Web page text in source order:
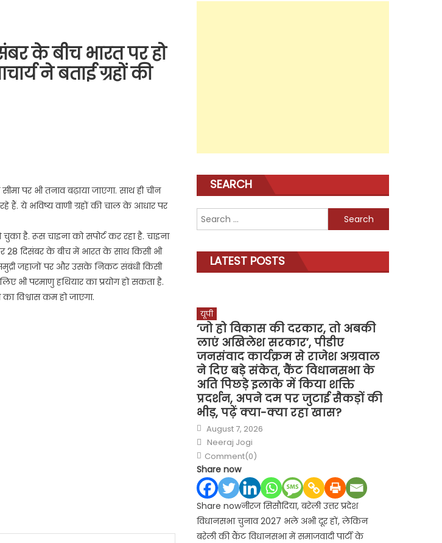
के बीच भारत पर हो
ने बताई ग्रहों की
पर भी तनाव बढ़ाया जाएगा. साथ ही चीन
हैं. ये भविष्य वाणी ग्रहों की चाल के आधार पर
है. रूस चाइना को सपोर्ट कर रहा है. चाइना
28 दिसंबर के बीच में भारत के साथ किसी भी
जहाजों पर और उसके निकट संबंधी किसी
भी परमाणु हथियार का प्रयोग हो सकता है.
विश्वास कम हो जाएगा.
SEARCH
Search
for:
LATEST POSTS
यूपी
‘जो हो विकास की दरकार, तो अबकी
लाएं अखिलेश सरकार’, पीडीए
जनसंवाद कार्यक्रम से राजेश अग्रवाल
ने दिए बड़े संकेत, कैंट विधानसभा के
अति पिछड़े इलाके में किया शक्ति
प्रदर्शन, अपने दम पर जुटाई सैकड़ों की
भीड़, पढ़ें क्या-क्या रहा खास?
Posted
on
August 7, 2026
Author
Neeraj Jogi
Comment(0)
Share now
Share nowनीरज सिसौदिया, बरेली उत्तर प्रदेश
विधानसभा चुनाव 2027 भले अभी दूर हों, लेकिन
बरेली की कैंट विधानसभा में समाजवादी पार्टी के